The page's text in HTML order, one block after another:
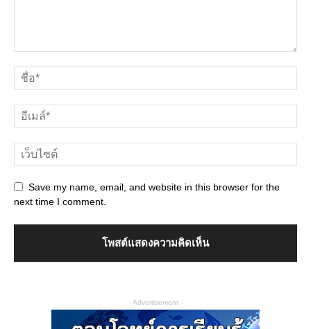
Save my name, email, and website in this browser for the
next time I comment.
- Advertisement -